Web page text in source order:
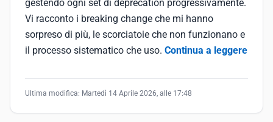
gestendo ogni set di deprecation progressivamente.
Vi racconto i breaking change che mi hanno
sorpreso di più, le scorciatoie che non funzionano e
il processo sistematico che uso. Continua a leggere
Ultima modifica: Martedì 14 Aprile 2026, alle 17:48